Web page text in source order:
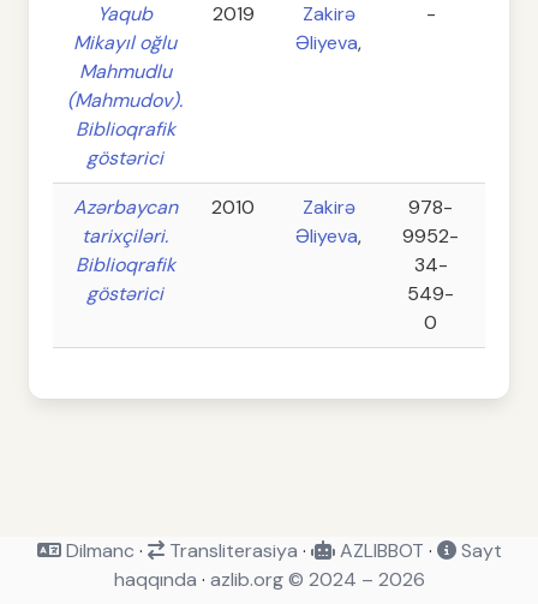
Yaqub
Mikayıl oğlu
Mahmudlu
(Mahmudov).
Biblioqrafik
göstərici
2019
Zakirə
Əliyeva,
-
Azərbaycan
tarixçiləri.
Biblioqrafik
göstərici
2010
Zakirə
Əliyeva,
978-
9952-
34-
549-
0
Dilmanc · Transliterasiya · AZLIBBOT ·
Sayt
haqqında · azlib.org © 2024 – 2026